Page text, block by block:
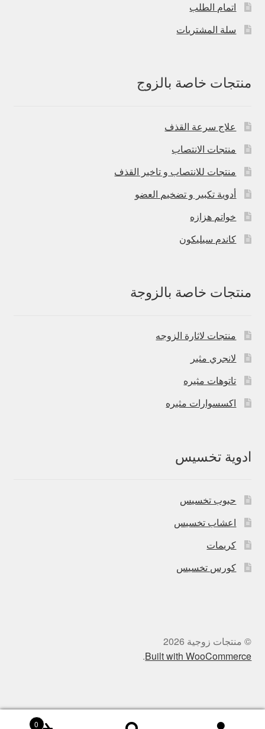
اتمام الطلب
سلة المشتريات
منتجات خاصة بالزوج
علاج سرعة القذف
منتجات الانتصاب
منتجات للانتصاب و تاخير القذف
أدوية تكبير و تضخيم العضو
خواتم هزازه
كاندم سيليكون
منتجات خاصة بالزوجة
منتجات لاثارة الزوجه
لانجري مثير
تاتوهات مثيره
اكسسوارات مثيره
ادوية تخسيس
حبوب تخسيس
اعشاب تخسيس
كريمات
كورس تخسيس
© منتجات زوجية 2026
Built with WooCommerce
.
0